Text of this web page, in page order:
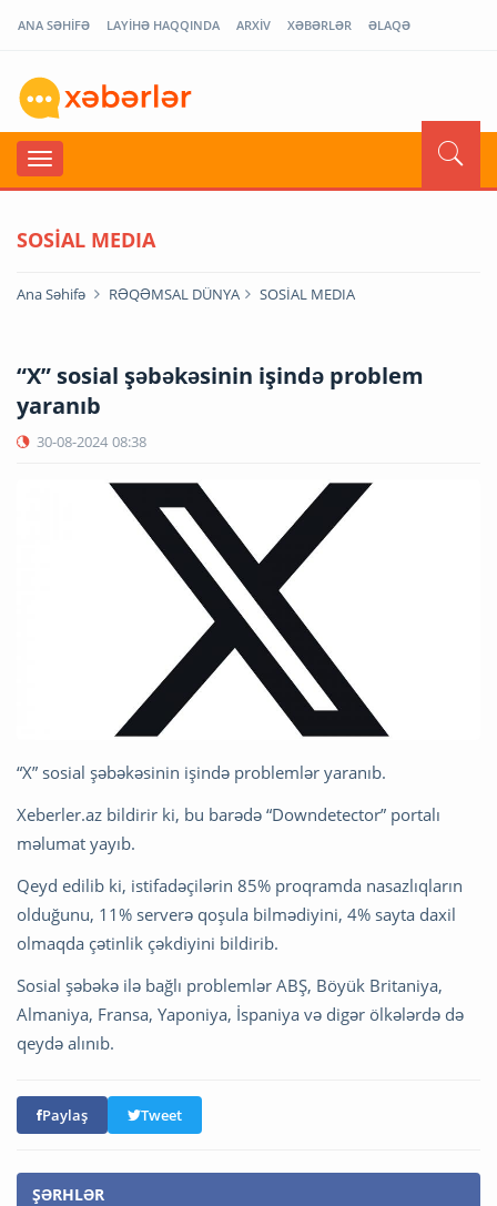
ANA SƏHİFƏ LAYİHƏ HAQQINDA ARXİV XƏBƏRLƏR ƏLAQƏ
SOSİAL MEDIA
Ana Səhifə RƏQƏMSAL DÜNYA SOSİAL MEDIA
“X” sosial şəbəkəsinin işində problem
yaranıb
30-08-2024 08:38
“X” sosial şəbəkəsinin işində problemlər yaranıb.
Xeberler.az bildirir ki, bu barədə “Downdetector” portalı
məlumat yayıb.
Qeyd edilib ki, istifadəçilərin 85% proqramda nasazlıqların
olduğunu, 11% serverə qoşula bilmədiyini, 4% sayta daxil
olmaqda çətinlik çəkdiyini bildirib.
Sosial şəbəkə ilə bağlı problemlər ABŞ, Böyük Britaniya,
Almaniya, Fransa, Yaponiya, İspaniya və digər ölkələrdə də
qeydə alınıb.
Paylaş Tweet
ŞƏRHLƏR